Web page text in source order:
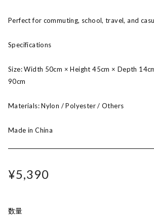
Perfect for commuting, school, travel, and
Specifications
Size: Width 50cm × Height 45cm × Depth
90cm
Materials: Nylon / Polyester / Others
Made in China
¥5,390
数量